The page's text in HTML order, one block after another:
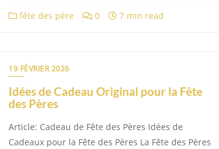
fête des père 0 7 min read
19 FÉVRIER 2026
Idées de Cadeau Original pour la Fête
des Pères
Article: Cadeau de Fête des Pères Idées de
Cadeaux pour la Fête des Pères La Fête des Pères